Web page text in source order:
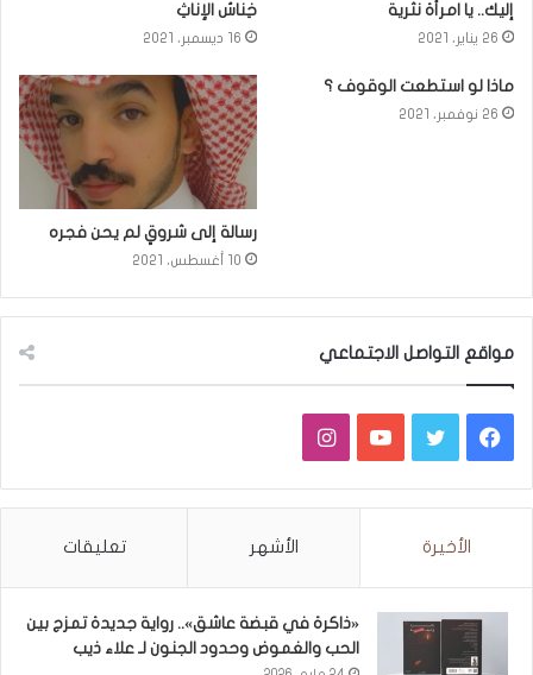
إليك.. يا امرأة نثرية
26 يناير، 2021
خِناسُ الإناثِ
16 ديسمبر، 2021
ماذا لو استطعت الوقوف ؟
26 نوفمبر، 2021
رسالة إلى شروقٍ لم يحن فجره
10 أغسطس، 2021
مواقع التواصل الاجتماعي
فيسبوكتويتر يوتيوبانستقرام
الأخيرة الأشهر تعليقات
«ذاكرة في قبضة عاشق».. رواية جديدة تمزج بين
الحب والغموض وحدود الجنون لـ علاء ذيب